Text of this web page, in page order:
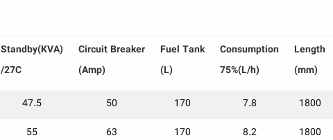
Standby(KVA)
/27C
Circuit. Breaker
(Amp)
Fuel Tank
(L)
Consumption
75%(L/h)
Length
(mm)
47.5 50 170 7.8 1800
55 63 170 8.2 1800